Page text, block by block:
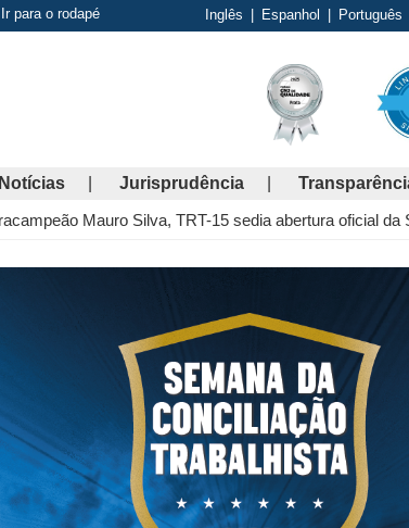
Ir para o rodapé Inglês Espanhol Português
Notícias Jurisprudência
Mauro Silva, TRT-15 sedia abertura oficial